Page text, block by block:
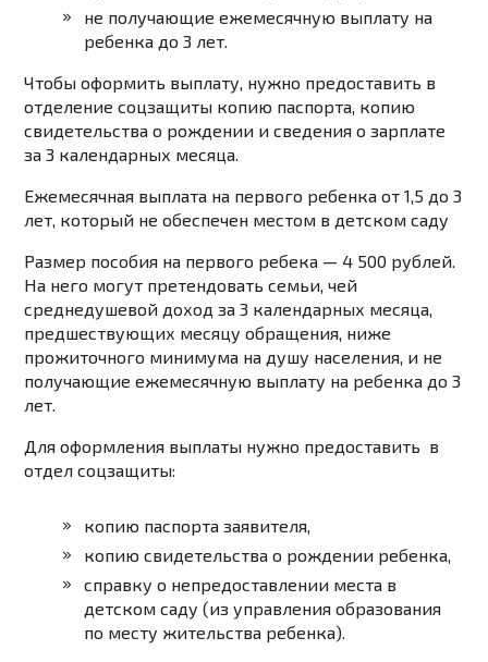
не получающие ежемесячную выплату на
ребенка до 3 лет.
Чтобы оформить выплату, нужно предоставить в
отделение соцзащиты копию паспорта, копию
свидетельства о рождении и сведения о зарплате
за 3 календарных месяца.
Ежемесячная выплата на первого ребенка от 1,5 до 3
лет, который не обеспечен местом в детском саду
Размер пособия на первого ребека — 4 500 рублей.
На него могут претендовать семьи, чей
среднедушевой доход за 3 календарных месяца,
предшествующих месяцу обращения, ниже
прожиточного минимума на душу населения, и не
получающие ежемесячную выплату на ребенка до 3
лет.
Для оформления выплаты нужно предоставить в
отдел соцзащиты:
копию паспорта заявителя,
копию свидетельства о рождении ребенка,
справку о непредоставлении места в
детском саду (из управления образования
по месту жительства ребенка).